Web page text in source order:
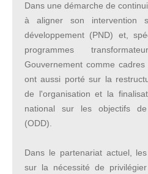
Dans une démarche de
à aligner son intervention
développement (PND) et,
programmes
Gouvernement comme
ont aussi porté sur la
de l'organisation et la
national sur les objectifs de
(ODD).
Dans le partenariat actuel,
sur la nécessité de